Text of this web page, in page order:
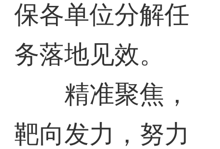
保各单位分解任
务落地见效。
精准聚焦，
靶向发力，努力